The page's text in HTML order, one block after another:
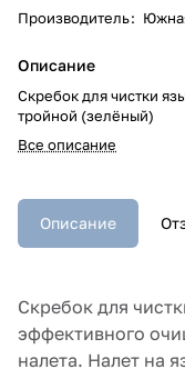
Производитель:
Описание
Скребок для чистки
тройной (зелёный)
Все описание
Описание
Скребок для
эффективного
налета. Налет на